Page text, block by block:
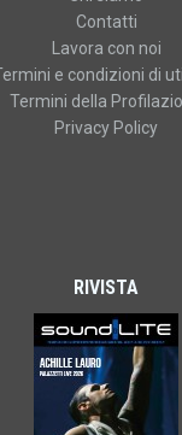
Contatti
Lavora con noi
e condizioni di
Termini della
Privacy Policy
RIVISTA